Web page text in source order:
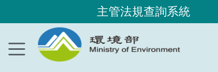
內
容
主管法規查詢系統